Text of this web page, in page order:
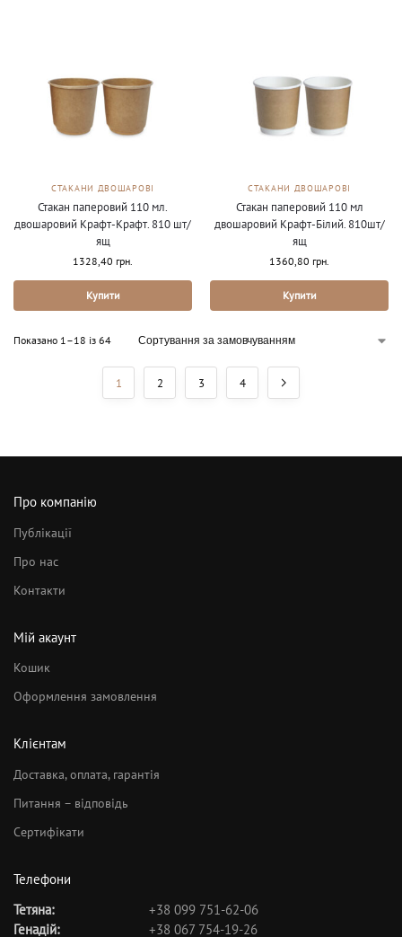
СТАКАНИ ДВОШАРОВІ
Стакан паперовий 110 мл.
двошаровий Крафт-Крафт. 810 шт/
ящ
1328,40 грн.
Купити
СТАКАНИ ДВОШАРОВІ
Стакан паперовий 110 мл
двошаровий Крафт-Білий. 810шт/
ящ
1360,80 грн.
Купити
Показано 1–18 із 64
1 2 3 4
Про компанію
Публікації
Про нас
Контакти
Мій акаунт
Кошик
Оформлення замовлення
Клієнтам
Доставка, оплата, гарантія
Питання – відповідь
Сертифікати
Телефони
Тетяна:
+38 099 751-62-06
Генадій:
+38 067 754-19-26